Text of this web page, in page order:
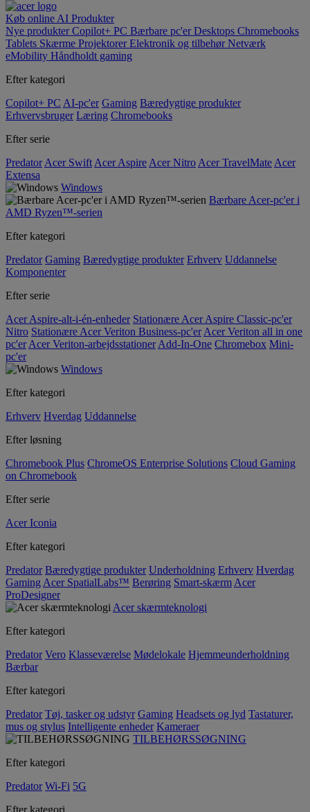
Køb online AI Produkter
Nye produkterCopilot+ PC Bærbare pc'erDesktops Chromebooks
Tablets Skærme ProjektorerElektronik og tilbehørNetværk
eMobility Håndholdt gaming
Efter kategori
Copilot+ PC AI-pc'er Gaming Bæredygtige produkter
Erhvervsbruger Læring Chromebooks
Efter serie
Predator Acer Swift Acer Aspire Acer Nitro Acer TravelMate Acer
Extensa
Windows
Bærbare Acer-pc'er i
AMD Ryzen™-serien
Efter kategori
Predator Gaming Bæredygtige produkter Erhverv Uddannelse
Komponenter
Efter serie
Acer Aspire-alt-i-én-enheder Stationære Acer Aspire Classic-pc'er
Nitro Stationære Acer Veriton Business-pc'er Acer Veriton all in one
pc'er Acer Veriton-arbejdsstationer Add-In-One Chromebox Mini-
pc'er
Windows
Efter kategori
Erhverv Hverdag Uddannelse
Efter løsning
Chromebook Plus ChromeOS Enterprise Solutions Cloud Gaming
on Chromebook
Efter serie
Acer Iconia
Efter kategori
Predator Bæredygtige produkter Underholdning Erhverv Hverdag
Gaming Acer SpatialLabs™ Berøring Smart-skærm Acer
ProDesigner
Acer skærmteknologi
Efter kategori
Predator Vero Klasseværelse Mødelokale Hjemmeunderholdning
Bærbar
Efter kategori
Predator Tøj, tasker og udstyr Gaming Headsets og lyd Tastaturer,
mus og stylus Intelligente enheder Kameraer
TILBEHØRSSØGNING
Efter kategori
Predator Wi-Fi 5G
Efter kategori